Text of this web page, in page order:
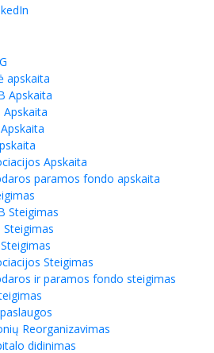
apskaita
Apskaita
Apskaita
Apskaita
paramos fondo apskaita
Steigimas
Steigimas
Steigimas
ir paramos fondo steigimas
Reorganizavimas
didinimas